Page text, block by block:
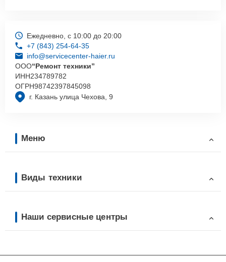
г. Казань улица Чехова, 9
Ежедневно, с 10:00 до 20:00
+7 (843) 254-64-35
info@servicecenter-haier.ru
ООО“Ремонт техники”
ИНН234789782
ОГРН98742397845098
Меню
Виды техники
Наши сервисные центры